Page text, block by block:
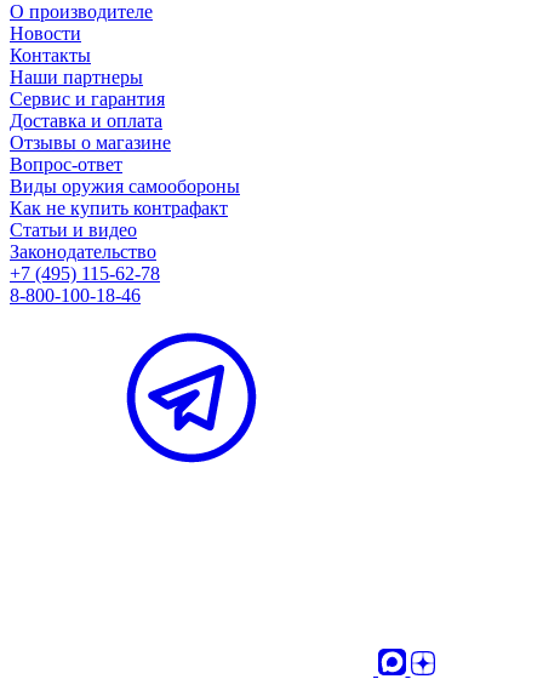
О производителе
Новости
Контакты
Наши партнеры
Сервис и гарантия
Доставка и оплата
Отзывы о магазине
Вопрос-ответ
Виды оружия самообороны
Как не купить контрафакт
Статьи и видео
Законодательство
+7 (495) 115-62-78
8-800-100-18-46